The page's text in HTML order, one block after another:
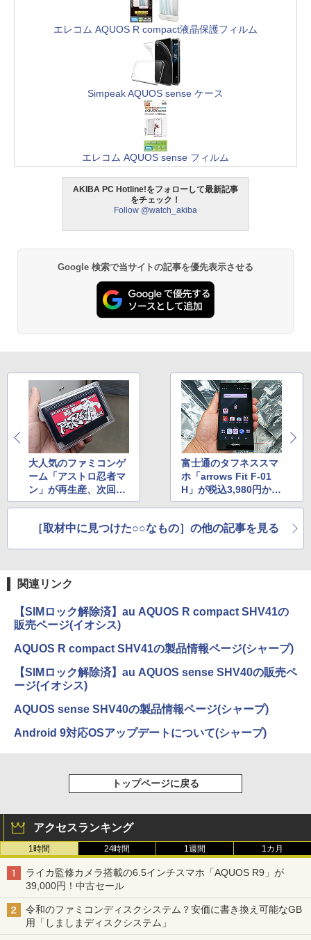
エレコム AQUOS R compact液晶保護フィルム
Simpeak AQUOS sense ケース
エレコム AQUOS sense フィルム
AKIBA PC Hotline!をフォローして最新記事
をチェック！
Follow @watch_akiba
Google 検索で当サイトの記事を優先表示させる
大人気のファミコンゲ
ーム「アストロ忍者マ
ン」が再生産、次回生
産分の受注受け付け中
富士通のタフネススマ
ホ「arrows Fit F-01
H」が税込3,980円か
ら、中古品が大量入荷
［取材中に見つけた○○なもの］の他の記事を見る
関連リンク
【SIMロック解除済】au AQUOS R compact SHV41の
販売ページ(イオシス)
AQUOS R compact SHV41の製品情報ページ(シャープ)
【SIMロック解除済】au AQUOS sense SHV40の販売ペ
ージ(イオシス)
AQUOS sense SHV40の製品情報ページ(シャープ)
Android 9対応OSアップデートについて(シャープ)
トップページに戻る
アクセスランキング
1時間 24時間 1週間 1カ月
ライカ監修カメラ搭載の6.5インチスマホ「AQUOS R9」が
39,000円！中古セール
令和のファミコンディスクシステム？安価に書き換え可能なGB
用「しましまディスクシステム」